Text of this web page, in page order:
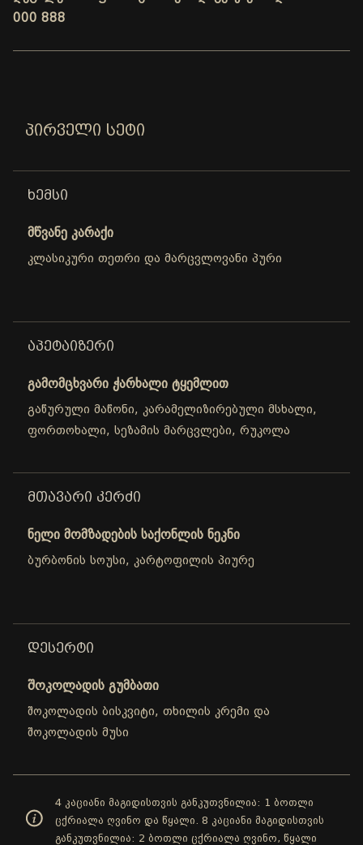
000 888
ᲞᲘᲠᲕᲔᲚᲘ ᲡᲔᲢᲘ
ᲮᲔᲛᲡᲘ
მწვანე კარაქი
კლასიკური თეთრი და მარცვლოვანი პური
ᲐᲞᲔᲢᲐᲘᲖᲔᲠᲘ
გამომცხვარი ჭარხალი ტყემლით
გაწურული მაწონი, კარამელიზირებული მსხალი,
ფორთოხალი, სეზამის მარცვლები, რუკოლა
ᲛᲗᲐᲕᲐᲠᲘ ᲙᲔᲠᲫᲘ
ნელი მომზადების საქონლის ნეკნი
ბურბონის სოუსი, კარტოფილის პიურე
ᲓᲔᲡᲔᲠᲢᲘ
შოკოლადის გუმბათი
შოკოლადის ბისკვიტი, თხილის კრემი და
შოკოლადის მუსი
4 კაციანი მაგიდისთვის განკუთვნილია: 1 ბოთლი
ცქრიალა ღვინო და წყალი. 8 კაციანი მაგიდისთვის
განკუთვნილია: 2 ბოთლი ცქრიალა ღვინო, წყალი